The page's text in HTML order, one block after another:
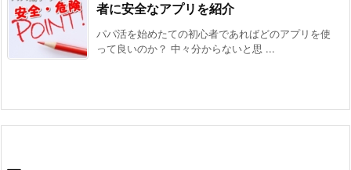
者に安全なアプリを紹介
パパ活を始めたての初心者であればどのアプリを使
って良いのか？ 中々分からないと思 ...